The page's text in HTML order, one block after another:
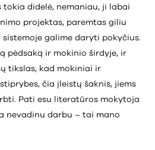
tokia didelė, nemaniau, ji labai
projektas, paremtas giliu
galime daryti pokyčius.
pėdsaką ir mokinio širdyje, ir
tikslas, kad mokiniai ir
čia įleistų šaknis, jiems
Pati esu literatūros mokytoja
nevadinu darbu – tai mano